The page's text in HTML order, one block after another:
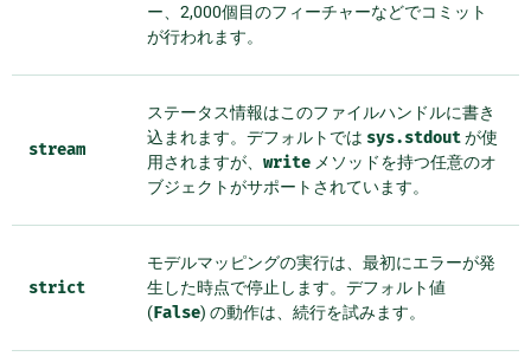
ー、2,000個目のフィーチャーなどでコミット
が行われます。
stream
ステータス情報はこのファイルハンドルに書き
込まれます。デフォルトでは sys.stdoutが使
用されますが、 write メソッドを持つ任意のオ
ブジェクトがサポートされています。
strict
モデルマッピングの実行は、最初にエラーが発
生した時点で停止します。デフォルト値
(False) の動作は、続行を試みます。